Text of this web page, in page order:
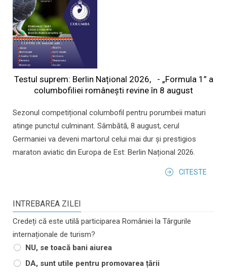
Testul suprem: Berlin Național 2026, - „Formula 1” a
columbofiliei româneşti revine în 8 august
Sezonul competițional columbofil pentru porumbeii maturi
atinge punctul culminant. Sâmbătă, 8 august, cerul
Germaniei va deveni martorul celui mai dur și prestigios
maraton aviatic din Europa de Est: Berlin Național 2026.
CITESTE
INTREBAREA ZILEI
Credeți că este utilă participarea României la Târgurile
internaționale de turism?
NU, se toacă bani aiurea
DA, sunt utile pentru promovarea țării